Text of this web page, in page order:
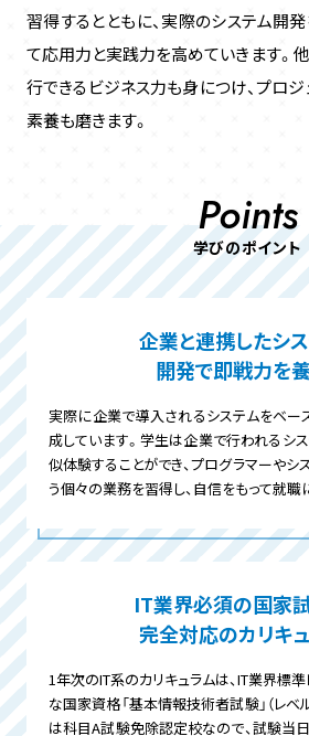
習得するとともに、 実際のシステム開
て応用力と実践力を高めていきます。
行できるビジネス力も身につけ、プロジ
素養も磨きます。
Points
学びのポイント
企業と連携したシ
開発で即戦力を
実際に企業で導入されるシステムをベー
成しています。学生は企業で行われるシ
似体験することができ、プログラマーやシ
う個々の業務を習得し、自信をもって就職
IT業界必須の国家
完全対応のカリキ
1年次のIT系のカリキュラムは、IT業界標
な国家資格「基本情報技術者試験」（レベ
は科目A試験免除認定校なので、試験当